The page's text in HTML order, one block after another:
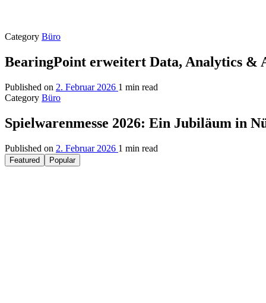
Category Büro
BearingPoint erweitert Data, Analytics &
Published on 2. Februar 2026 1 min read
Category Büro
Spielwarenmesse 2026: Ein Jubiläum in
Published on 2. Februar 2026 1 min read
Featured Popular